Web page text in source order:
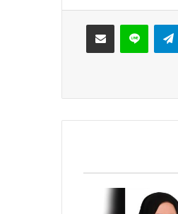
لاين